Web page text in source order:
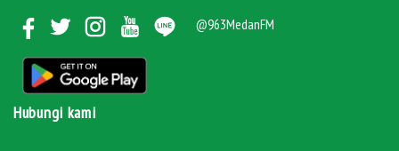
@963MedanFM
Hubungi kami